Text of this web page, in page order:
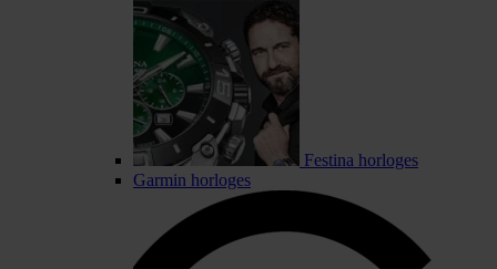
Festina horloges
Garmin horloges